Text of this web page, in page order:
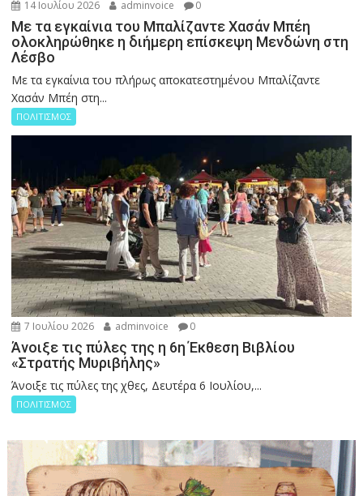
14 Ιουλίου 2026 adminvoice 0
Με τα εγκαίνια του Μπαλίζαντε Χασάν Μπέη
ολοκληρώθηκε η διήμερη επίσκεψη Μενδώνη στη
Λέσβο
Με τα εγκαίνια του πλήρως αποκατεστημένου Μπαλίζαντε
Χασάν Μπέη στη...
ΠΟΛΙΤΙΣΜΟΣ
7 Ιουλίου 2026 adminvoice 0
Άνοιξε τις πύλες της η 6η Έκθεση Βιβλίου
«Στρατής Μυριβήλης»
Άνοιξε τις πύλες της χθες, Δευτέρα 6 Ιουλίου,...
ΠΟΛΙΤΙΣΜΟΣ